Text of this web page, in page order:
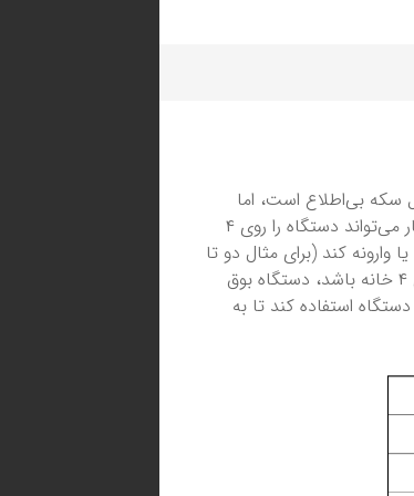
است. جبار از محل سکه بی‌اطلاع است، اما
دستگاه فلزیابی دارد که می‌تواند به کمک آن محل سکه را پیدا کند. در هر مرحله، جبار می‌تواند دستگاه را روی ۴
وارونه کند (برای مثال دو تا
از حالت‌های قرارگیری دستگاه در شکل نشان داده شده است). اگر سکه در یکی از این ۴ خانه باشد، دستگاه بوق
استفاده کند تا به